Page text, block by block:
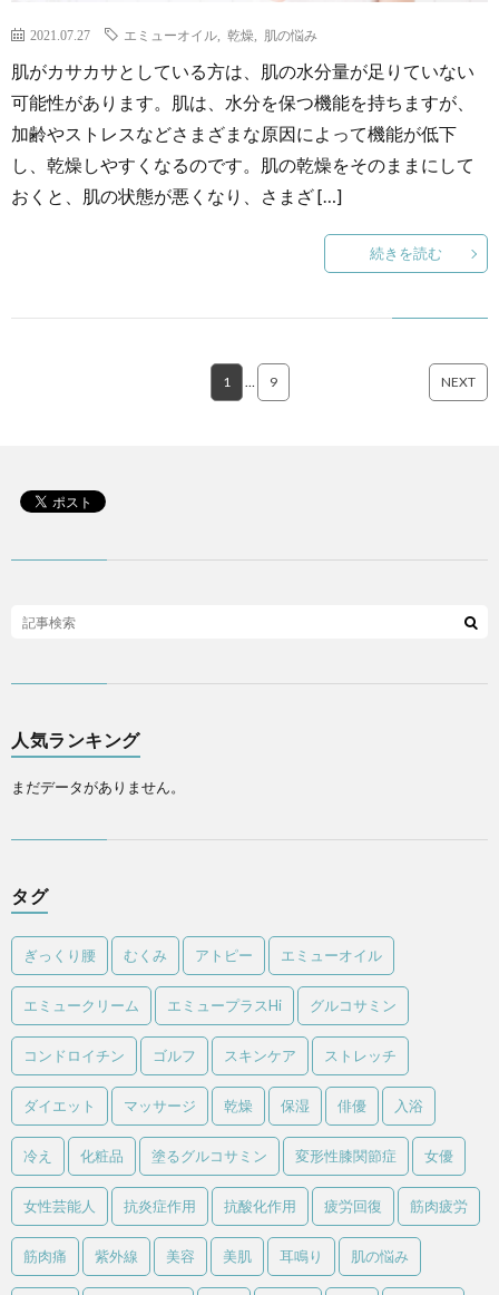
2021.07.27 エミューオイル 乾燥 肌の悩み
肌がカサカサとしている方は、肌の水分量が足りていない
可能性があります。肌は、水分を保つ機能を持ちますが、
加齢やストレスなどさまざまな原因によって機能が低下
し、乾燥しやすくなるのです。肌の乾燥をそのままにして
おくと、肌の状態が悪くなり、さまざ […]
続きを読む
1 … 9 NEXT
人気ランキング
まだデータがありません。
タグ
ぎっくり腰 むくみ アトピー エミューオイル
エミュークリーム エミュープラスHi グルコサミン
コンドロイチン ゴルフ スキンケア ストレッチ
ダイエット マッサージ 乾燥 保湿 俳優 入浴
冷え 化粧品 塗るグルコサミン 変形性膝関節症 女優
女性芸能人 抗炎症作用 抗酸化作用 疲労回復 筋肉疲労
筋肉痛 紫外線 美容 美肌 耳鳴り 肌の悩み